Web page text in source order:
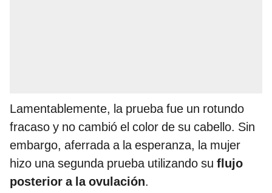
Lamentablemente, la prueba fue un rotundo
fracaso y no cambió el color de su cabello. Sin
embargo, aferrada a la esperanza, la mujer
hizo una segunda prueba utilizando su flujo
posterior a la ovulación.